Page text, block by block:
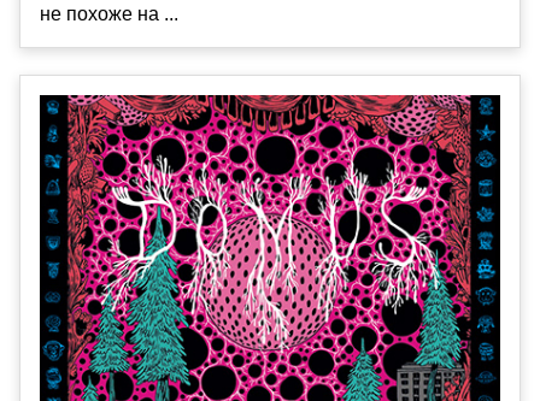
не похоже на ...